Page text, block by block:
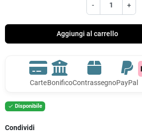
- +
Aggiungi al carrello
CarteBonificoContrassegnoPayPal
 Disponibile
Condividi